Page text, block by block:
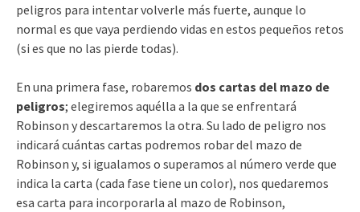
peligros para intentar volverle más fuerte, aunque lo
normal es que vaya perdiendo vidas en estos pequeños retos
(si es que no las pierde todas).
En una primera fase, robaremos dos cartas del mazo de
peligros; elegiremos aquélla a la que se enfrentará
Robinson y descartaremos la otra. Su lado de peligro nos
indicará cuántas cartas podremos robar del mazo de
Robinson y, si igualamos o superamos al número verde que
indica la carta (cada fase tiene un color), nos quedaremos
esa carta para incorporarla al mazo de Robinson,